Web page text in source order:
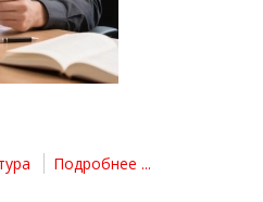
Подробнее ...